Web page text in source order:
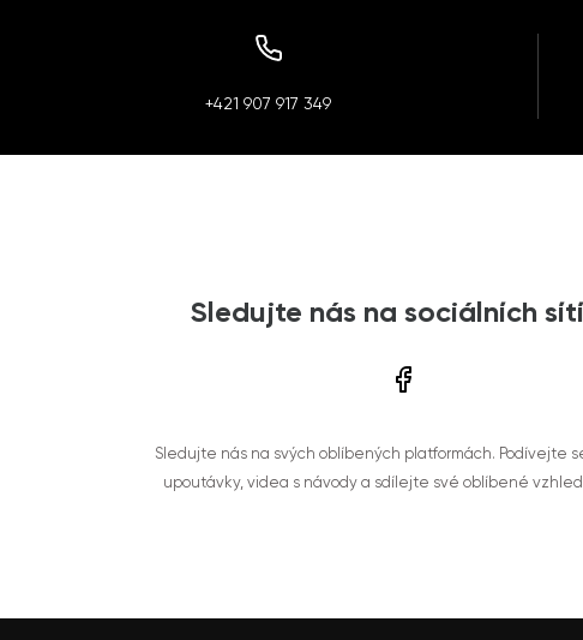
+421 907 917 349
Sledujte nás na sociálních
Sledujte nás na svých oblíbených platformách. Podívejte
upoutávky, videa s návody a sdílejte své oblíbené